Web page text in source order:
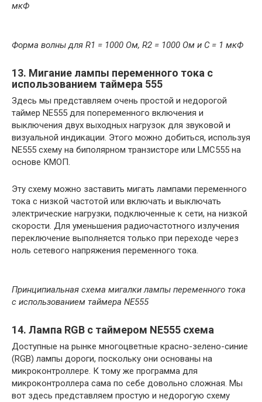
мкФ
Форма волны для R1 = 1000 Ом, R2 = 1000 Ом и C = 1 мкФ
13. Мигание лампы переменного тока с
использованием таймера 555
Здесь мы представляем очень простой и недорогой
таймер NE555 для попеременного включения и
выключения двух выходных нагрузок для звуковой и
визуальной индикации. Этого можно добиться, используя
NE555 схему на биполярном транзисторе или LMC555 на
основе КМОП.
Эту схему можно заставить мигать лампами переменного
тока с низкой частотой или включать и выключать
электрические нагрузки, подключенные к сети, на низкой
скорости. Для уменьшения радиочастотного излучения
переключение выполняется только при переходе через
ноль сетевого напряжения переменного тока.
Принципиальная схема мигалки лампы переменного тока
с использованием таймера NE555
14. Лампа RGB с таймером NE555 схема
Доступные на рынке многоцветные красно-зелено-синие
(RGB) лампы дороги, поскольку они основаны на
микроконтроллере. К тому же программа для
микроконтроллера сама по себе довольно сложная. Мы
вот здесь представляем простую и недорогую схему